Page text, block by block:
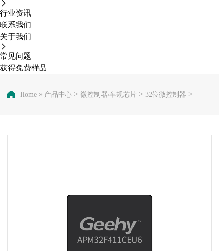
行业资讯
联系我们
关于我们
常见问题
获得免费样品
Home » 产品中心 > 微控制器/车规芯片 > 32位微控制器 >